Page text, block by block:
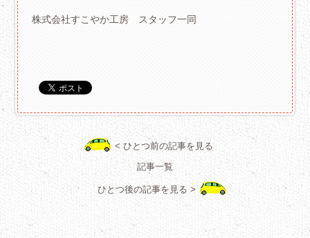
株式会社すこやか工房 スタッフ一同
< ひとつ前の記事を見る
記事一覧
ひとつ後の記事を見る >